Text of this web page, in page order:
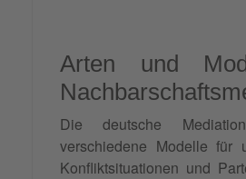
Arten und
Die deutsche
verschiedene Modelle für
Konfliktsituationen und